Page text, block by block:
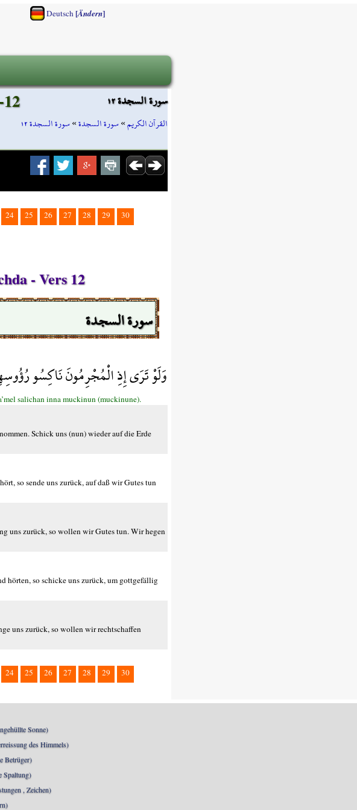
Deutsch[Ändern]
سورة السجدة ١٢
القرآن الكريم»سورة السجدة»سورة السجدة ١٢
24 25 26 27 28 29 30
- Vers 12
سورة السجدة
وَلَوْ تَرَى إِذِ الْمُجْرِمُونَ نَاكِسُو
salichan inna muckinun (muckinune).
Schick uns (nun) wieder auf die Erde
so sende uns zurück, auf daß wir Gutes tun
uns zurück, so wollen wir Gutes tun. Wir hegen
hörten, so schicke uns zurück, um gottgefällig
uns zurück, so wollen wir rechtschaffen
24 25 26 27 28 29 30
Sonne)
des Himmels)
Betrüger)
Spaltung)
, Zeichen)